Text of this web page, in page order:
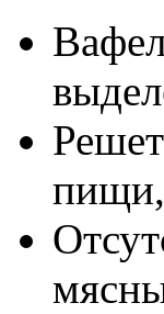
пищи,